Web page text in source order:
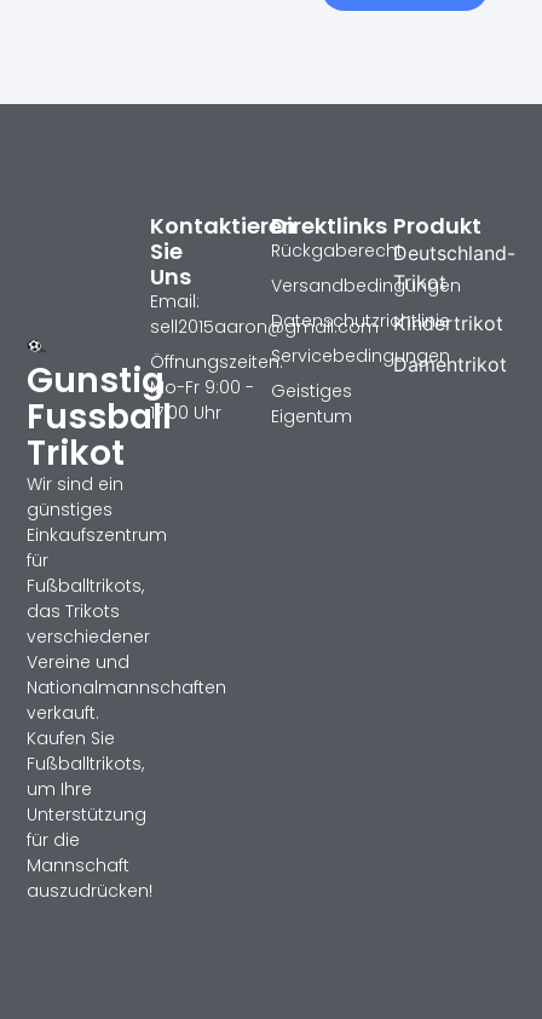
Gunstig
Fussball
Trikot
Wir sind ein
günstiges
Einkaufszentrum
für
Fußballtrikots,
das Trikots
verschiedener
Vereine und
Nationalmannschaften
verkauft.
Kaufen Sie
Fußballtrikots,
um Ihre
Unterstützung
für die
Mannschaft
auszudrücken!
Produkt
Deutschland-
Trikot
Kindertrikot
Damentrikot
Direktlinks
Rückgaberecht
Versandbedingungen
Datenschutzrichtlinie
Servicebedingungen
Geistiges
Eigentum
Kontaktieren
Sie
Uns
Email:
sell2015aaron@gmail.com
Öffnungszeiten:
Mo-Fr 9:00 -
17:00 Uhr